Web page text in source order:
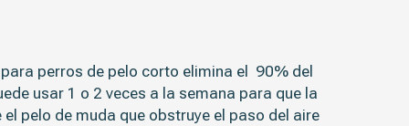
perros de pelo corto elimina el 90% del
usar 1 o 2 veces a la semana para que la
pelo de muda que obstruye el paso del aire